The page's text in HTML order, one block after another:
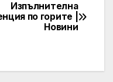
Изпълнителна
по горите |
Новини